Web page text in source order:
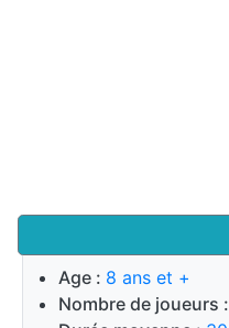
Age : 8 ans et +
Nombre de joueurs :